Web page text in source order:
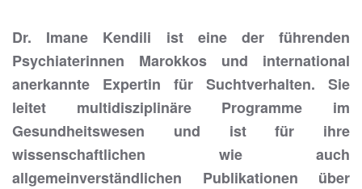
Dr. Imane Kendili ist eine der führenden
Psychiaterinnen Marokkos und international
anerkannte Expertin für Suchtverhalten. Sie
leitet multidisziplinäre Programme im
Gesundheitswesen und ist für ihre
wissenschaftlichen wie auch
allgemeinverständlichen Publikationen über